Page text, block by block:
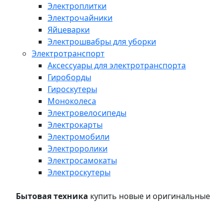
Электроплитки
Электрочайники
Яйцеварки
Электрошвабры для уборки
Электротранспорт
Аксессуары для электротранспорта
Гироборды
Гироскутеры
Моноколеса
Электровелосипеды
Электрокарты
Электромобили
Электроролики
Электросамокаты
Электроскутеры
Бытовая техника купить новые и оригинальные